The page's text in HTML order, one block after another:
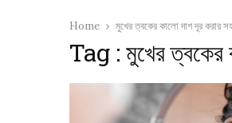
Home মুখের ত্বকের কালো দাগ দূর করার
Tag : মুখের ত্বকের